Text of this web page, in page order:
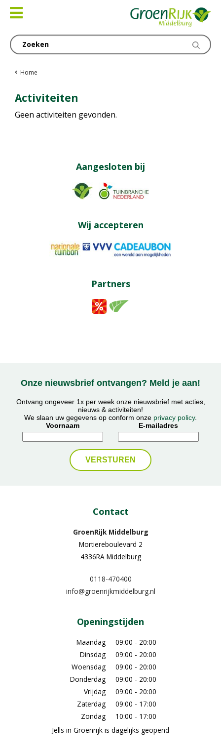
naar
Home
Activiteiten
Geen activiteiten gevonden.
Aangesloten bij
Wij accepteren
Partners
Onze nieuwsbrief ontvangen? Meld je aan!
Ontvang ongeveer 1x per week onze nieuwsbrief met acties,
nieuws & activiteiten!
We slaan uw gegevens op conform onze privacy policy.
Voornaam
E-mailadres
Contact
GroenRijk Middelburg​
Mortiereboulevard 2
4336RA Middelburg
0118-470400
info@groenrijkmiddelburg.nl
Openingstijden
Maandag
09:00 - 20:00
Dinsdag
09:00 - 20:00
Woensdag
09:00 - 20:00
Donderdag
09:00 - 20:00
Vrijdag
09:00 - 20:00
Zaterdag
09:00 - 17:00
Zondag
10:00 - 17:00
Jells in Groenrijk is dagelijks geopend